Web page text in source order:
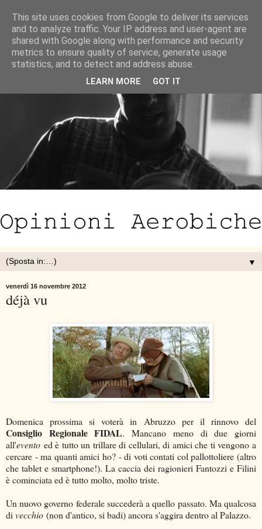
▼
venerdì 16 novembre 2012
déjà vu
Domenica prossima si voterà in Abruzzo per il rinnovo del
Consiglio Regionale FIDAL. Mancano meno di due giorni
all'evento ed è tutto un trillare di cellulari, di amici che ti vengono a
cercare - ma quanti amici ho? - di voti contati col pallottoliere (altro
che tablet e smartphone!). La caccia dei ragionieri Fantozzi e Filini
è cominciata ed è tutto molto, molto triste.
Un nuovo governo federale succederà a quello passato. Ma qualcosa
di vecchio (non d'antico, si badi) ancora s'aggira dentro al Palazzo.
This site uses cookies from Google to deliver its services
and to analyze traffic. Your IP address and user-agent are
shared with Google along with performance and security
metrics to ensure quality of service, generate usage
statistics, and to detect and address abuse.
LEARN MORE GOT IT